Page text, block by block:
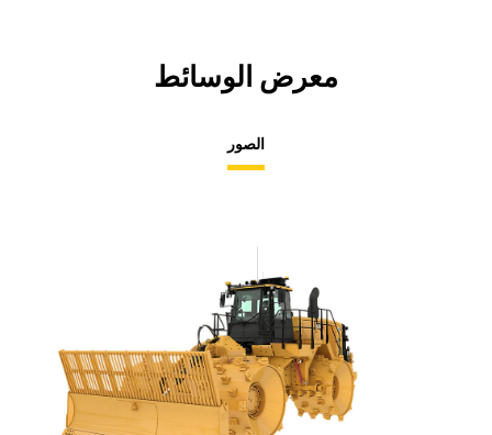
معرض الوسائط
الصور